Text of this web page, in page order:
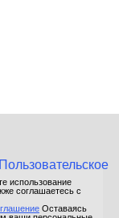
Пользовательское
в
информационных
использование
соглашаетесь с
Оставаясь